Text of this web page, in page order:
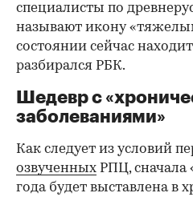
специалисты по
называют икону
состоянии сейчас
разбирался РБК.
Шедевр с
заболеваниями»
Как следует из условий
озвученных РПЦ, сначала
года будет выставлена в